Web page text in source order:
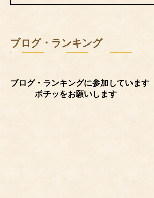
ブログ・ランキング
ブログ・ランキングに参加しています
ポチッをお願いします